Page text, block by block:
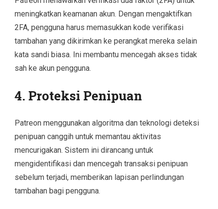
meningkatkan keamanan akun. Dengan mengaktifkan
2FA, pengguna harus memasukkan kode verifikasi
tambahan yang dikirimkan ke perangkat mereka selain
kata sandi biasa. Ini membantu mencegah akses tidak
sah ke akun pengguna.
4. Proteksi Penipuan
Patreon menggunakan algoritma dan teknologi deteksi
penipuan canggih untuk memantau aktivitas
mencurigakan. Sistem ini dirancang untuk
mengidentifikasi dan mencegah transaksi penipuan
sebelum terjadi, memberikan lapisan perlindungan
tambahan bagi pengguna.